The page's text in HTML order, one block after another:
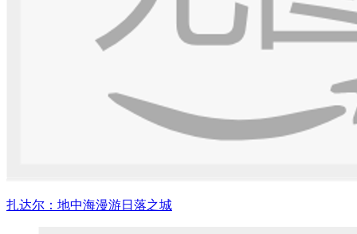
扎达尔：地中海漫游日落之城